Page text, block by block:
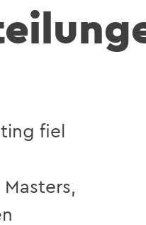
fiel